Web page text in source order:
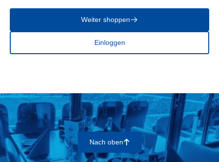
Einloggen
Weiter shoppen􀄫
Nach oben􀄨